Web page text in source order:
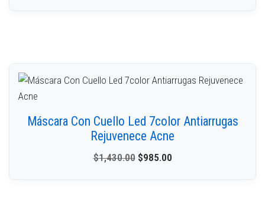
Máscara Con Cuello Led 7color Antiarrugas
Rejuvenece Acne
$1,430.00 $985.00